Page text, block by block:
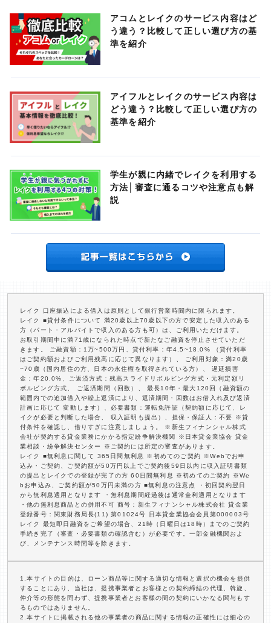
アコムとレイクのサービス内容はど
う違う？比較して正しい選び方の基
準を紹介
アイフルとレイクのサービス内容は
どう違う？比較して正しい選び方の
基準を紹介
学生が親に内緒でレイクを利用する
方法│審査に通るコツや注意点も解
説
レイク 口座振込による借入は原則として銀行営業時間内に限られます。
レイク ■貸付条件について 満20歳以上70歳以下の方で安定した収入のある
方（パート・アルバイトで収入のある方も可）は、ご利用いただけます。
お取引期間中に満71歳になられた時点で新たなご融資を停止させていただ
きます。 ご融資額：1万~500万円、貸付利率：年4.5~18.0% （貸付利率
はご契約額およびご利用残高に応じて異なります）、 ご利用対象：満20歳
~70歳（国内居住の方、日本の永住権を取得されている方）、 遅延損害
金：年20.0%、ご返済方式：残高スライドリボルビング方式・元利定額リ
ボルビング方式、 ご返済期間（回数）、 最長10年・最大120回（融資額の
範囲内での追加借入や繰上返済により、返済期間・回数はお借入れ及び返済
計画に応じて 変動します）、必要書類：運転免許証（契約額に応じて、レ
イクが必要と判断した場合、 収入証明も提出）、担保・保証人：不要 ※貸
付条件を確認し、借りすぎに注意しましょう。 ※新生フィナンシャル株式
会社が契約する貸金業務にかかる指定紛争解決機関 ※日本貸金業協会 貸金
業相談・紛争解決センター ※ご契約には所定の審査があります。
レイク ■無利息に関して 365日間無利息 ※初めてのご契約 ※Webでお申
込み・ご契約、ご契約額が50万円以上でご契約後59日以内に収入証明書類
の提出とレイクでの登録が完了の方 60日間無利息 ※初めてのご契約 ※We
bお申込み、ご契約額が50万円未満の方 ■無利息の注意点 ・初回契約翌日
から無利息適用となります ・無利息期間経過後は通常金利適用となります
・他の無利息商品との併用不可 商号：新生フィナンシャル株式会社 貸金業
登録番号：関東財務局長(11) 第01024号 日本貸金業協会会員第000003号
レイク 最短即日融資をご希望の場合、21時（日曜日は18時）までのご契約
手続き完了（審査・必要書類の確認含む）が必要です。一部金融機関およ
び、メンテナンス時間等を除きます。
1.本サイトの目的は、ローン商品等に関する適切な情報と選択の機会を提供
することにあり、当社は、提携事業者とお客様との契約締結の代理、斡旋、
仲介等の形態を問わず、提携事業者とお客様の間の契約にいかなる関与もす
るものではありません。
2.本サイトに掲載される他の事業者の商品に関する情報の正確性には細心の